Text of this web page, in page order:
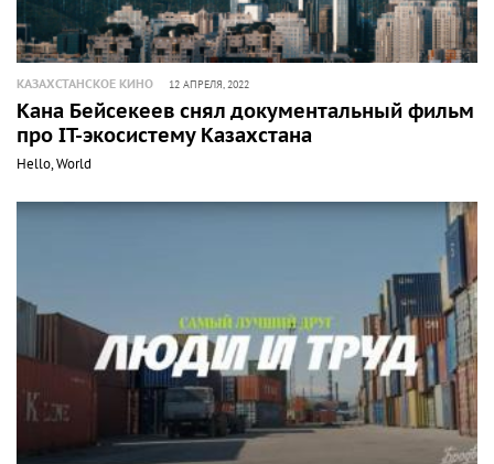
КАЗАХСТАНСКОЕ КИНО 12 АПРЕЛЯ, 2022
Кана Бейсекеев снял документальный фильм
про IT-экосистему Казахстана
Hello, World